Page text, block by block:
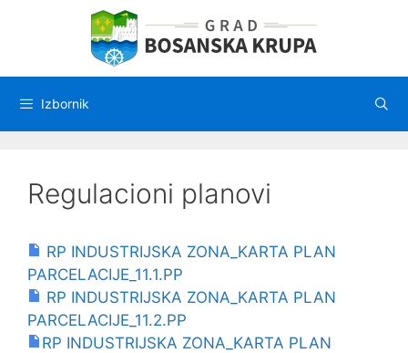
Izbornik
Regulacioni planovi
RP INDUSTRIJSKA ZONA_KARTA PLAN
PARCELACIJE_11.1.PP
RP INDUSTRIJSKA ZONA_KARTA PLAN
PARCELACIJE_11.2.PP
RP INDUSTRIJSKA ZONA_KARTA PLAN